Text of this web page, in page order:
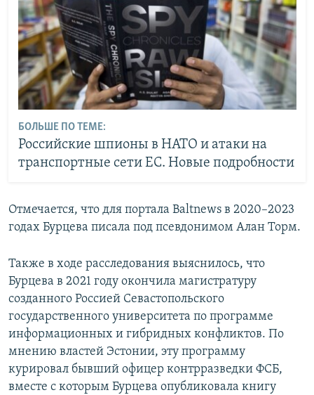
БОЛЬШЕ ПО ТЕМЕ:
Российские шпионы в НАТО и атаки на
транспортные сети ЕС. Новые подробности
Отмечается, что для портала Baltnews в 2020–2023
годах Бурцева писала под псевдонимом Алан Торм.
Также в ходе расследования выяснилось, что
Бурцева в 2021 году окончила магистратуру
созданного Россией Севастопольского
государственного университета по программе
информационных и гибридных конфликтов. По
мнению властей Эстонии, эту программу
курировал бывший офицер контрразведки ФСБ,
вместе с которым Бурцева опубликовала книгу